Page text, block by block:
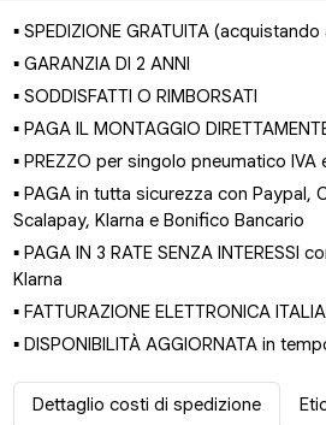
▪ SPEDIZIONE GRATUITA
▪ GARANZIA DI 2 ANNI
▪ SODDISFATTI O RIMBORSATI
▪ PAGA IL MONTAGGIO
▪ PREZZO per singolo pneumatico IVA
▪ PAGA in tutta sicurezza con Paypal,
Scalapay, Klarna e Bonifico Bancario
▪ PAGA IN 3 RATE SENZA INTERESSI
Klarna
▪ FATTURAZIONE ELETTRONICA
▪ DISPONIBILITÀ AGGIORNATA in
Dettaglio costi di spedizione